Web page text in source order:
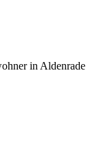
in Aldenrade